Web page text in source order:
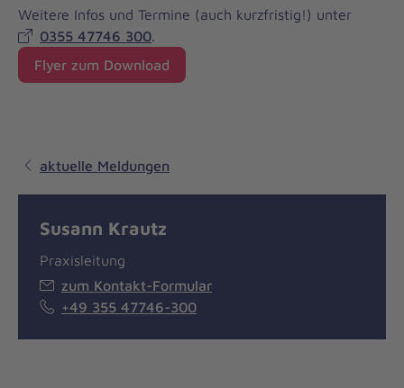
Weitere Infos und Termine (auch kurzfristig!) unter
0355 47746 300.
Flyer zum Download
aktuelle Meldungen
Susann Krautz
Praxisleitung
zum Kontakt-Formular
+49 355 47746-300